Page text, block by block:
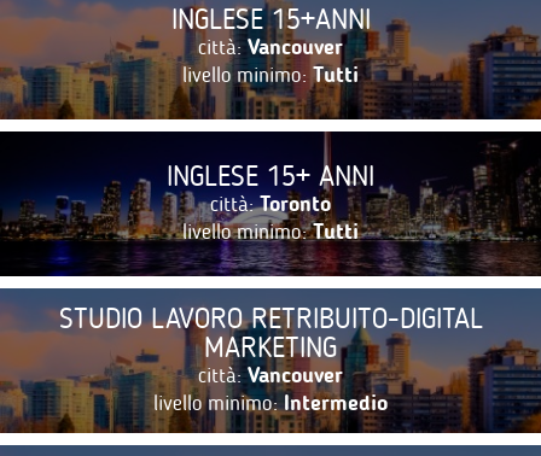
INGLESE 15+ANNI
città: Vancouver
livello minimo: Tutti
INGLESE 15+ ANNI
città:Toronto
livello minimo:Tutti
STUDIO LAVORO RETRIBUITO-DIGITAL
MARKETING
città: Vancouver
livello minimo:Intermedio